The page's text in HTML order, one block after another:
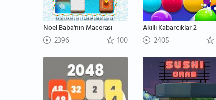
Noel Baba'nın Macerası
2396 100
Akıllı Kabarcıklar 2
2405